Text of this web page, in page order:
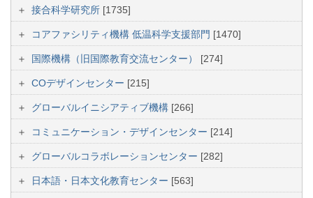
接合科学研究所 [1735]
コアファシリティ機構 低温科学支援部門 [1470]
国際機構（旧国際教育交流センター） [274]
COデザインセンター [215]
グローバルイニシアティブ機構 [266]
コミュニケーション・デザインセンター [214]
グローバルコラボレーションセンター [282]
日本語・日本文化教育センター [563]